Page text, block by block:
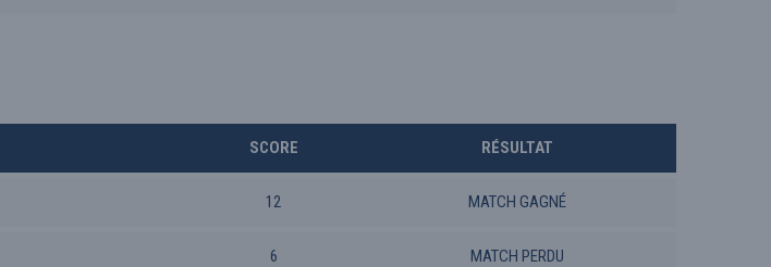
SCORE RÉSULTAT
12 MATCH GAGNÉ
6 MATCH PERDU